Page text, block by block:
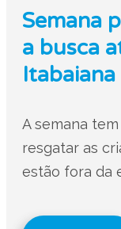
Semana
a busca
Itabaiana
A semana
resgatar as
estão fora da